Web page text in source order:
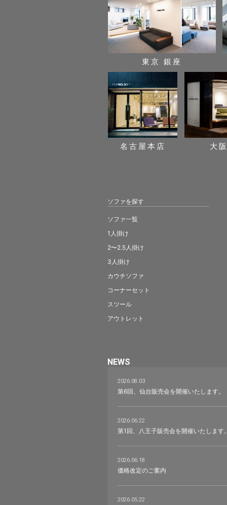
東京 銀座
名古屋本店 大阪
ソファを探す
ソファ一覧
1人掛け
2〜2.5人掛け
3人掛け
カウチソファ
コーナーセット
スツール
アウトレット
NEWS
2026.08.03
第6回、仙台販売会を開催いたします。
2026.06.22
第1回、八王子販売会を開催いたします。
2026.06.18
価格改定のご案内
2026.05.22